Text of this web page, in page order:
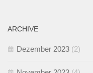
ARCHIVE
Dezember 2023 (2)